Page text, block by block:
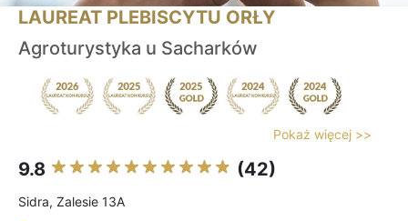
LAUREAT PLEBISCYTU ORŁY
Agroturystyka u Sacharków
Pokaż więcej >>
9.8 (42)
Sidra, Zalesie 13A